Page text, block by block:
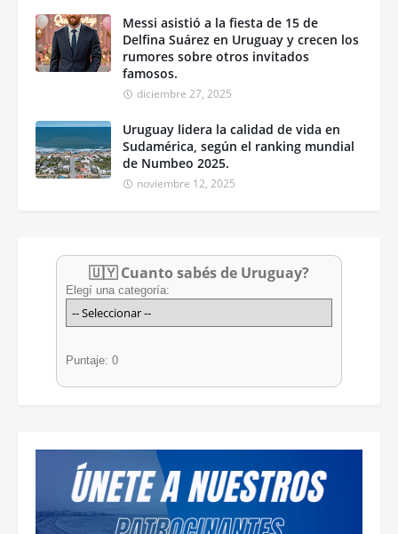
Messi asistió a la fiesta de 15 de
Delfina Suárez en Uruguay y crecen los
rumores sobre otros invitados
famosos.
diciembre 27, 2025
Uruguay lidera la calidad de vida en
Sudamérica, según el ranking mundial
de Numbeo 2025.
noviembre 12, 2025
🇺🇾 Cuanto sabés de Uruguay?
Elegí una categoría:
Puntaje: 0